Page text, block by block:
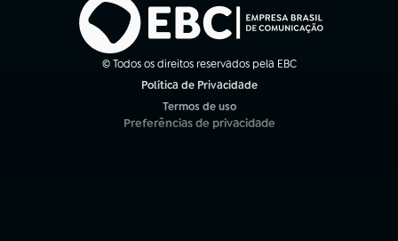
© Todos os direitos reservados pela EBC
Política de Privacidade
Termos de uso
(abre em nova aba)
Preferências de privacidade